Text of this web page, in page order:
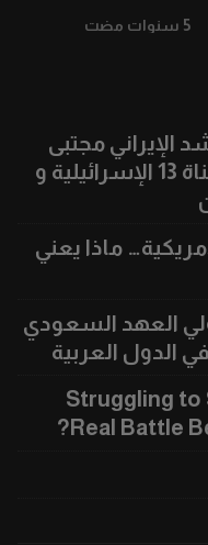
5 سنوات مضت
الإيراني مجتبى
خامنئي بالتزامن مع تقارير القناة 13 الإسرائيلية و
ماذا يعني
العهد السعودي
الدول العربية
Struggling to
Real Battle